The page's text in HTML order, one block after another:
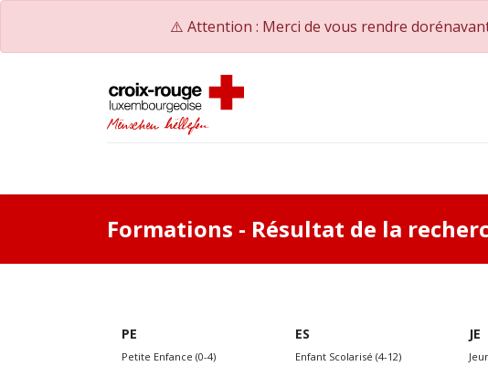
⚠️ Attention : Merci de vous rendre
Formations - Résultat de la
PE
Petite Enfance (0-4)
ES
Enfant Scolarisé (4-12)
JE